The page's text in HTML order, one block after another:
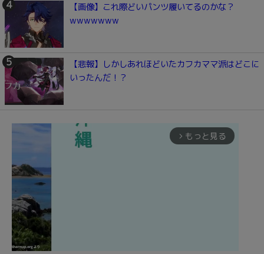
【画像】これ際どいパンツ履いてるのかな？
wwwwwww
【悲報】しかしあれほどいたカフカママ派はどこに
いったんだ！？
arrow_forward_ios もっと見る